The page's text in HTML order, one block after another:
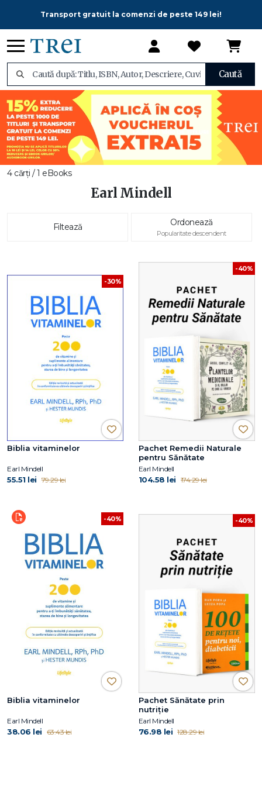
Transport gratuit la comenzi de peste 149 lei!
Caută
4 cărți / 1 eBooks
Earl Mindell
Filtează Ordonează
Popularitate descendent
-30%
Biblia vitaminelor
Earl Mindell
55.51 lei 79.29 lei
-40%
Pachet Remedii Naturale
pentru Sănătate
Earl Mindell
104.58 lei 174.29 lei
-40%
Biblia vitaminelor
Earl Mindell
38.06 lei 63.43 lei
-40%
Pachet Sănătate prin
nutriție
Earl Mindell
76.98 lei 128.29 lei